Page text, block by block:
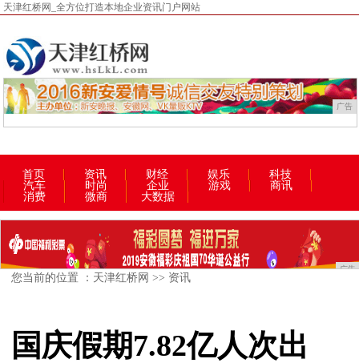
天津红桥网_全方位打造本地企业资讯门户网站
广告
首页 资讯 财经 娱乐
科技
汽车
时尚 企业 游戏
商讯
消费
微商 大数据
广告
您当前的位置 ： 天津红桥网 >> 资讯
国庆假期7.82亿人次出